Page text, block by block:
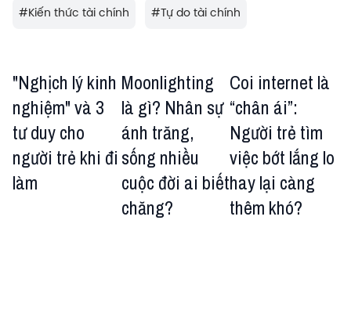
#Kiến thức tài chính #Tự do tài chính
"Nghịch lý kinh
nghiệm" và 3
tư duy cho
người trẻ khi đi
làm
Moonlighting
là gì? Nhân sự
ánh trăng,
sống nhiều
cuộc đời ai biết
chăng?
Coi internet là
“chân ái”:
Người trẻ tìm
việc bớt lắng lo
hay lại càng
thêm khó?